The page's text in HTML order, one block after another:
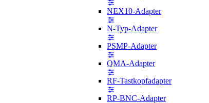
NEX10-Adapter
N-Typ-Adapter
PSMP-Adapter
QMA-Adapter
RF-Tastkopfadapter
RP-BNC-Adapter